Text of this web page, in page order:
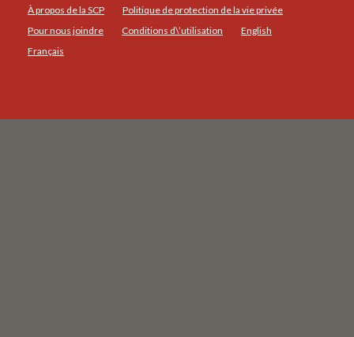
À propos de la SCP
Politique de protection de la vie privée
Pour nous joindre
Conditions d\’utilisation
English
Français